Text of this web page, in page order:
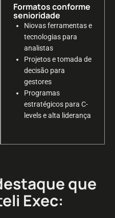
Formatos conforme
senioridade
Niovas ferramentas e
tecnologias para
analistas
Projetos e tomada de
decisão para
gestores
Programas
estratégicos para C-
levels e alta liderança
que
Exec: